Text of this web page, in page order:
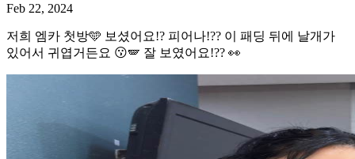
Feb 22, 2024
저희 엠카 첫방🩵 보셨어요!? 피어나!?? 이 패딩 뒤에 날개가
있어서 귀엽거든요 😗​🪽 잘 보였어요!?? 👀​